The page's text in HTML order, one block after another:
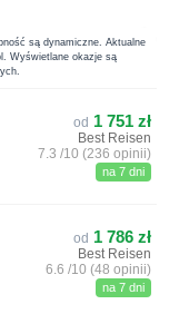
są dynamiczne. Aktualne
Wyświetlane okazje są
od 1 751 zł
Best Reisen
7.3 /10 (236 opinii)
na 7 dni
od 1 786 zł
Best Reisen
6.6 /10 (48 opinii)
na 7 dni